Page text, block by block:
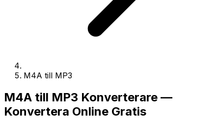
M4A till MP3
M4A till MP3 Konverterare —
Konvertera Online Gratis